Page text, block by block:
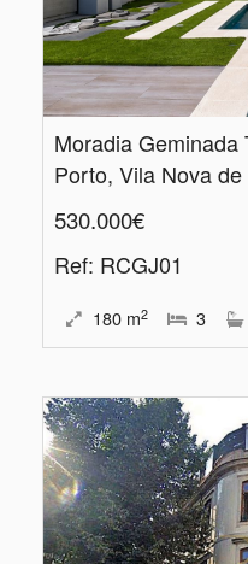
Moradia
Porto, Vila Nova
530.000€
Ref: RCGJ01
180 m2 3